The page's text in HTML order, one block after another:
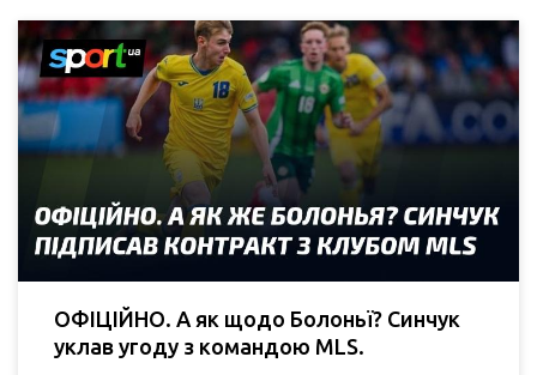
ОФІЦІЙНО. А як щодо Болоньї? Синчук
уклав угоду з командою MLS.